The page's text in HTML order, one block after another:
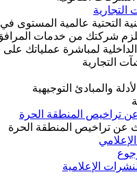
التحتية عالمية المستوى في
شركتك من خدمات المرافق
لمباشرة عملياتك على
والمبادئ التوجيهية
تراخيص المنطقة الحرة
الإعلامية